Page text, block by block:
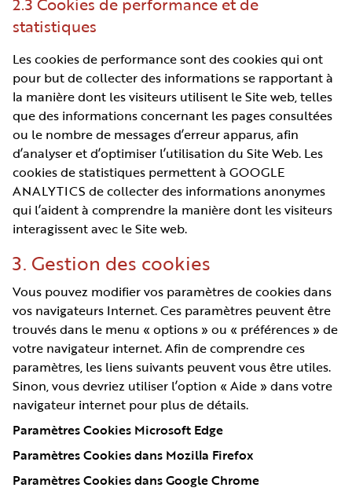
statistiques
Les cookies de performance sont des cookies qui ont
pour but de collecter des informations se rapportant à
la manière dont les visiteurs utilisent le Site web, telles
que des informations concernant les pages consultées
ou le nombre de messages d’erreur apparus, afin
d’analyser et d’optimiser l’utilisation du Site Web. Les
cookies de statistiques permettent à GOOGLE
ANALYTICS de collecter des informations anonymes
qui l’aident à comprendre la manière dont les visiteurs
interagissent avec le Site web.
3. Gestion des cookies
Vous pouvez modifier vos paramètres de cookies dans
vos navigateurs Internet. Ces paramètres peuvent être
trouvés dans le menu « options » ou « préférences » de
votre navigateur internet. Afin de comprendre ces
paramètres, les liens suivants peuvent vous être utiles.
Sinon, vous devriez utiliser l’option « Aide » dans votre
navigateur internet pour plus de détails.
Paramètres Cookies Microsoft Edge
Paramètres Cookies dans Mozilla Firefox
Paramètres Cookies dans Google Chrome